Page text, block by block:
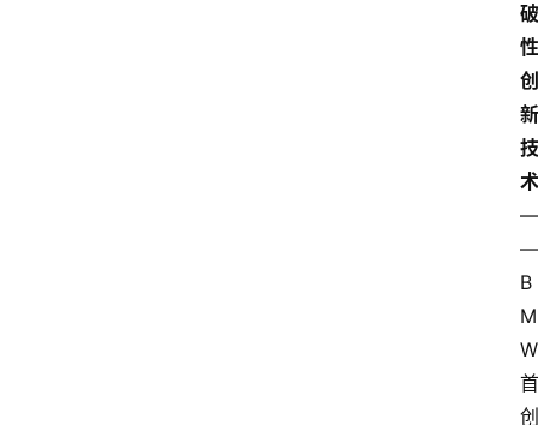
破
性
创
新
技
术
—
—
B
M
W
首
创